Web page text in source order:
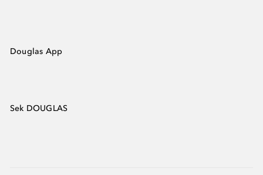
Douglas App
Sek DOUGLAS